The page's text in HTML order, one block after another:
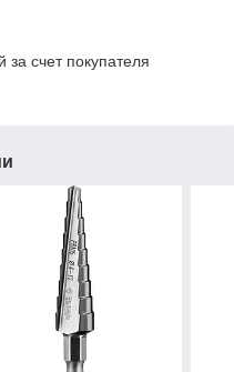
за счет покупателя